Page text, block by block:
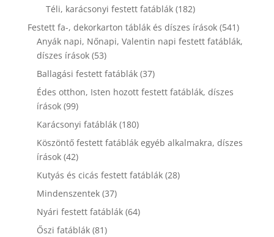
termék
Téli, karácsonyi festett fatáblák 182182
termék
Festett fa-, dekorkarton táblák és díszes írások 541541
termék
Anyák napi, Nőnapi, Valentin napi festett fatáblák,
díszes írások 5353
termék
Ballagási festett fatáblák 3737
termék
Édes otthon, Isten hozott festett fatáblák, díszes
írások 9999
termék
Karácsonyi fatáblák 180180
termék
Köszöntő festett fatáblák egyéb alkalmakra, díszes
írások 4242
termék
Kutyás és cicás festett fatáblák 2828
Mindenszentek 3737
termék
Nyári festett fatáblák 6464
Őszi fatáblák 8181